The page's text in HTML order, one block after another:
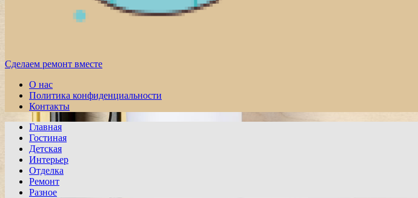
Сделаем ремонт вместе
О нас
Политика конфиденциальности
Контакты
Главная
Гостиная
Детская
Интерьер
Отделка
Ремонт
Разное